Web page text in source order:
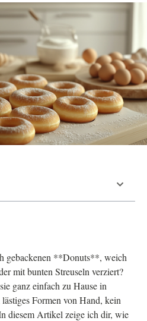
gebackenen **Donuts**, weich
mit bunten Streuseln verziert?
ganz einfach zu Hause in
Formen von Hand, kein
diesem Artikel zeige ich dir, wie